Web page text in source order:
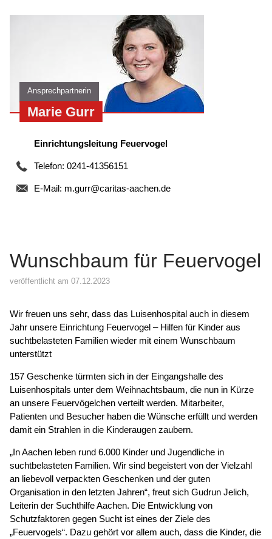
Wunschbaum für Feuervogel
veröffentlicht am 07.12.2023
Wir freuen uns sehr, dass das Luisenhospital auch in diesem
Jahr unsere Einrichtung Feuervogel – Hilfen für Kinder aus
suchtbelasteten Familien wieder mit einem Wunschbaum
unterstützt
157 Geschenke türmten sich in der Eingangshalle des
Luisenhospitals unter dem Weihnachtsbaum, die nun in Kürze
an unsere Feuervögelchen verteilt werden. Mitarbeiter,
Patienten und Besucher haben die Wünsche erfüllt und werden
damit ein Strahlen in die Kinderaugen zaubern.
„In Aachen leben rund 6.000 Kinder und Jugendliche in
suchtbelasteten Familien. Wir sind begeistert von der Vielzahl
an liebevoll verpackten Geschenken und der guten
Organisation in den letzten Jahren“, freut sich Gudrun Jelich,
Leiterin der Suchthilfe Aachen. Die Entwicklung von
Schutzfaktoren gegen Sucht ist eines der Ziele des
„Feuervogels“. Dazu gehört vor allem auch, dass die Kinder, die
Ansprechpartnerin
Marie Gurr
Einrichtungsleitung Feuervogel
Telefon: 0241-41356151
E-Mail: m.gurr@caritas-aachen.de